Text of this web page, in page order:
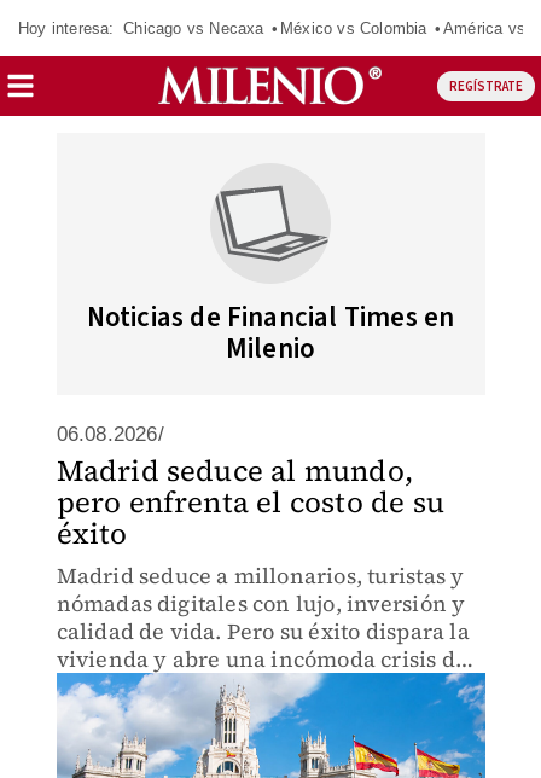
Hoy interesa: Chicago vs Necaxa México vs Colombia América vs
REGÍSTRATE
Noticias de Financial Times en
Milenio
06.08.2026/
Madrid seduce al mundo,
pero enfrenta el costo de su
éxito
Madrid seduce a millonarios, turistas y
nómadas digitales con lujo, inversión y
calidad de vida. Pero su éxito dispara la
vivienda y abre una incómoda crisis de
identidad.